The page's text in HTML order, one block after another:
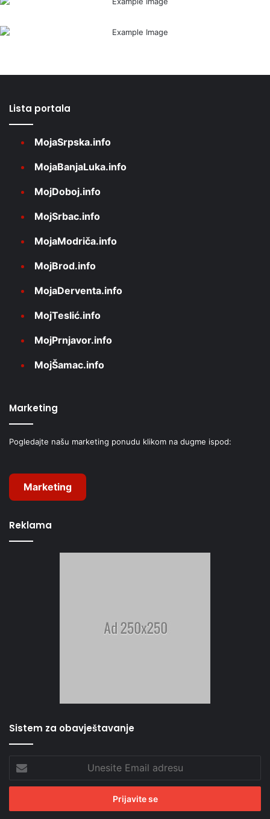
Lista portala
MojaSrpska.info
MojaBanjaLuka.info
MojDoboj.info
MojSrbac.info
MojaModriča.info
MojBrod.info
MojaDerventa.info
MojTeslić.info
MojPrnjavor.info
MojŠamac.info
Marketing
Pogledajte našu marketing ponudu klikom na dugme ispod:
Marketing
Reklama
Sistem za obavještavanje
Email
adresu